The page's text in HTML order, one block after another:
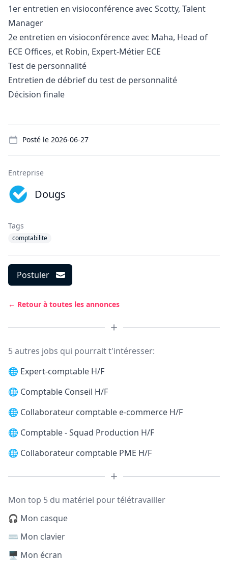
1er entretien en visioconférence avec Scotty, Talent
Manager
2e entretien en visioconférence avec Maha, Head of
ECE Offices, et Robin, Expert-Métier ECE
Test de personnalité
Entretien de débrief du test de personnalité
Décision finale
Posté le 2026-06-27
Entreprise
Dougs
Tags
comptabilite
Postuler
← Retour à toutes les annonces
5 autres jobs qui pourrait t'intéresser:
🌐 Expert-comptable H/F
🌐 Comptable Conseil H/F
🌐 Collaborateur comptable e-commerce H/F
🌐 Comptable - Squad Production H/F
🌐 Collaborateur comptable PME H/F
Mon top 5 du matériel pour télétravailler
🎧 Mon casque
⌨️ Mon clavier
🖥️ Mon écran